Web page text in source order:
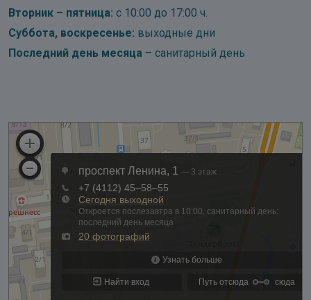
Вторник – пятница: с 10:00 до 17:00 ч.
Суббота, воскресенье: выходные дни
Последний день месяца – санитарный день